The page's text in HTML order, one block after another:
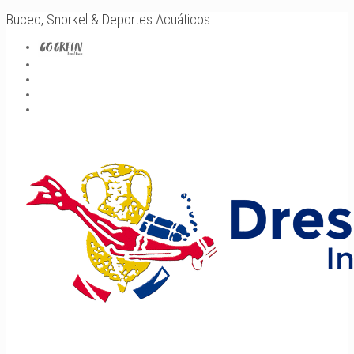
Buceo, Snorkel & Deportes Acuáticos